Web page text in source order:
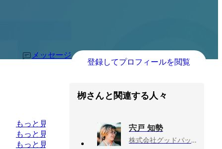
メッセージ
登録してプロフィールを閲覧
もっと見る
もっと見る
もっと見る
栁さんと関連する人々
宍戸 知勢
株式会社グッドパッチ, PeopleEmpowermentOffice 中途採用担当